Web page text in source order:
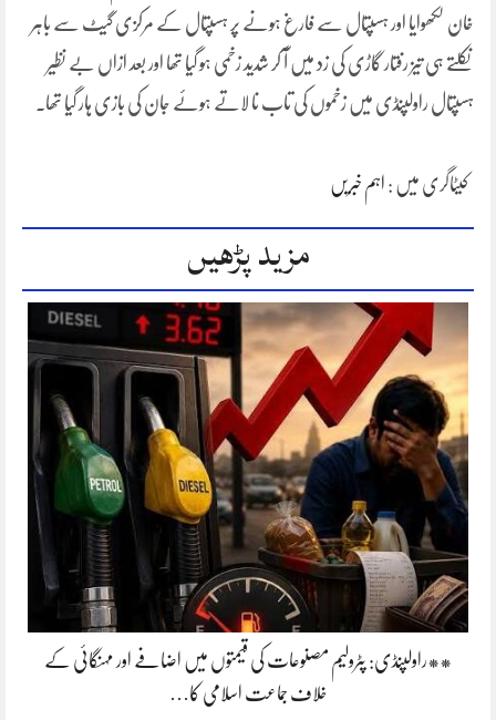
خان لکھوایا اور ہسپتال سے فارغ ہونے پر ہسپتال کے مرکزی گیٹ سے باہر
نکلتے ہی تیز رفتار گاڑی کی زد میں آ کر شدید زخمی ہو گیا تھا اور بعد ازاں بے نظیر
ہسپتال راولپنڈی میں زخموں کی تاب نا لاتے ہوئے جان کی بازی ہار گیا تھا۔
کیٹاگری میں : اہم خبریں
مزید پڑھیں
**راولپنڈی: پٹرولیم مصنوعات کی قیمتوں میں اضافے اور مہنگائی کے
خلاف جماعت اسلامی کا…